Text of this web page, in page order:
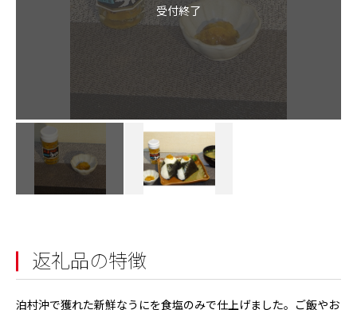
受付終了
返礼品の特徴
泊村沖で獲れた新鮮なうにを食塩のみで仕上げました。ご飯やお